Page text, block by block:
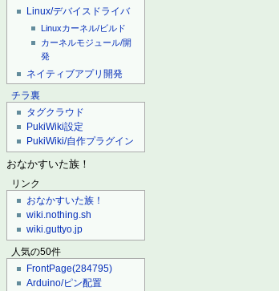
Linux/デバイスドライバ
Linuxカーネル/ビルド
カーネルモジュール/開
発
ネイティブアプリ開発
チラ裏
タグクラウド
PukiWiki設定
PukiWiki/自作プラグイン
おなかすいた族！
リンク
おなかすいた族！
wiki.nothing.sh
wiki.guttyo.jp
人気の50件
FrontPage(284795)
Arduino/ピン配置